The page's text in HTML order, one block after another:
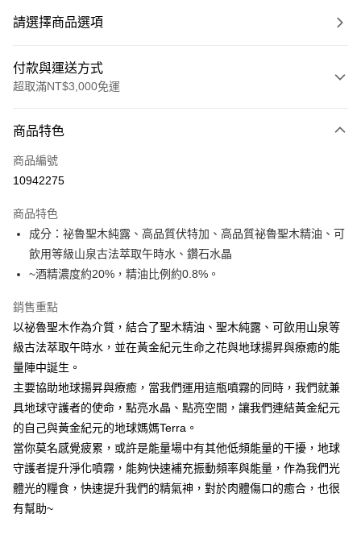
請選擇商品選項
付款與運送方式
超取滿NT$3,000免運
信用卡一次付款
超商取貨付款
Apple Pay
街口支付
ATM付款
全家取貨付款
每筆NT$80，滿NT$3,000(含以上)免運費
7-11取貨付款
每筆NT$80，滿NT$3,000(含以上)免運費
賣家宅配幫您送（台灣）
每筆NT$80，滿NT$3,000(含以上)免運費
商品特色
商品編號
10942275
商品特色
成分：祕魯聖木純露、高品質伏特加、高品質祕魯聖木精油、可
飲用等級山泉古法萃取午時水、鑽石水晶
~酒精濃度約20%，精油比例約0.8%。
銷售重點
以祕魯聖木作為介質，結合了聖木精油、聖木純露、可飲用山泉等
級古法萃取午時水，並在黃金紀元生命之花與地球揚昇與療癒的能
量陣中誕生。
主要協助地球揚昇與療癒，當我們運用這瓶噴霧的同時，我們就兼
具地球守護者的使命，點亮水晶、點亮空間，讓我們連結黃金紀元
的自己與黃金紀元的地球媽媽Terra。
當你莫名感覺疲累，或許是能量場中有其他低頻能量的干擾，地球
守護者提升淨化噴霧，能夠快速補充振動頻率與能量，作為我們光
體光的糧食，快速提升我們的精氣神，對於肉體傷口的癒合，也很
有幫助~